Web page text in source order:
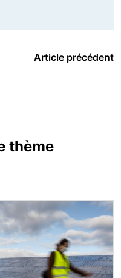
Article précédent
thème